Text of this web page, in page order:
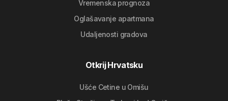
Vremenska prognoza
Oglašavanje apartmana
Udaljenosti gradova
Otkrij Hrvatsku
Ušće Cetine u Omišu